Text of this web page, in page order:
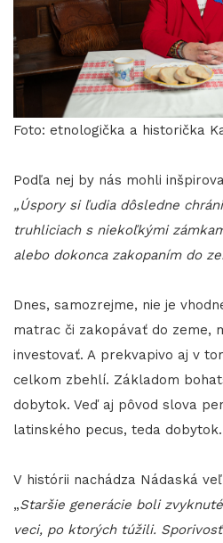
Foto: etnologička a historička
Podľa nej by nás mohli
„Úspory si ľudia dôsledne
truhliciach s niekoľkými
alebo dokonca zakopaním do
Dnes, samozrejme, nie je
matrac či zakopávať do zeme,
investovať. A prekvapivo aj v
celkom zbehlí. Základom
dobytok. Veď aj pôvod slova
latinského pecus, teda dobytok.
V histórii nachádza Nádaská
„Staršie generácie boli
veci, po ktorých túžili.